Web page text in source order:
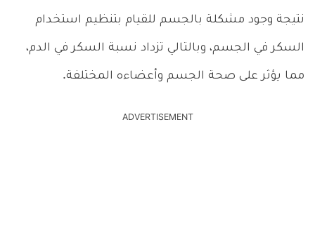
نتيجة وجود مشكلة بالجسم للقيام بتنظيم استخدام
السكر في الجسم، وبالتالي تزداد نسبة السكر في الدم،
مما يؤثر على صحة الجسم وأعضاءه المختلفة.
ADVERTISEMENT